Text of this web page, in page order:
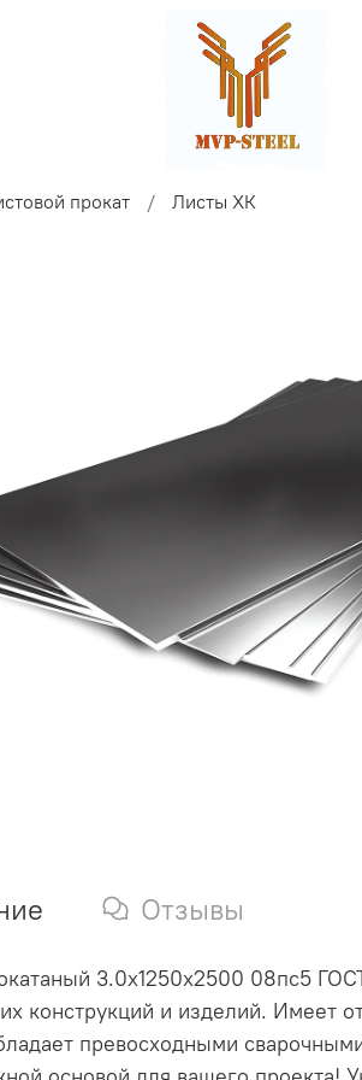
прокат Листы ХК
Отзывы
3.0х1250х2500 08пс5
конструкций и изделий. Имеет
превосходными